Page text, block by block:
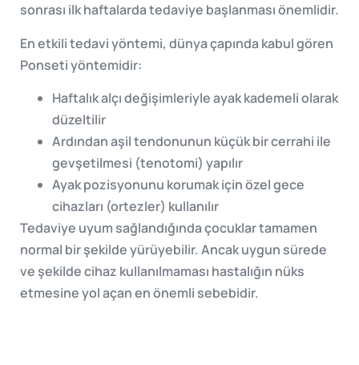
sonrası ilk haftalarda tedaviye başlanması önemlidir.
En etkili tedavi yöntemi, dünya çapında kabul gören
Ponseti yöntemidir:
Haftalık alçı değişimleriyle ayak kademeli olarak
düzeltilir
Ardından aşil tendonunun küçük bir cerrahi ile
gevşetilmesi (tenotomi) yapılır
Ayak pozisyonunu korumak için özel gece
cihazları (ortezler) kullanılır
Tedaviye uyum sağlandığında çocuklar tamamen
normal bir şekilde yürüyebilir. Ancak uygun sürede
ve şekilde cihaz kullanılmaması hastalığın nüks
etmesine yol açan en önemli sebebidir.